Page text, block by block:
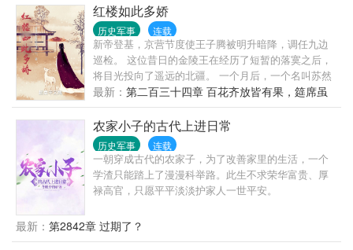
红楼如此多娇
历史军事 连载
新帝登基，京营节度使王子腾被明升暗降，调任九边
巡检。 这位昔日的金陵王在经历了短暂的落寞之后，
将目光投向了遥远的北疆。 一个月后，一个名叫苏然
的少年在边陲之地一夜之间屠敌万人，朝堂震动。 而
此时，金陵王家一个待字闺中的女子尚不知道，这个
少年会跟自己有怎样的纠葛。 少年英雄，如玉美人，
朝堂与江湖，阴谋与背叛，无论是谁，也趟不过历史
这条长河。 既然如此，那么何不自己来主宰这历史，
打最硬的仗，喝最烈的酒，娶最漂亮的女人！
最新： 第二百三十四章 百花齐放皆有果，筵席虽
欢终需散（大结局）
农家小子的古代上进日常
历史军事 连载
一朝穿成古代的农家子，为了改善家里的生活，一个
学渣只能踏上了漫漫科举路。此生不求荣华富贵、厚
禄高官，只愿平平淡淡护家人一世平安。
最新： 第2842章 过期了？